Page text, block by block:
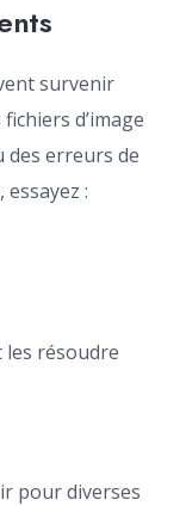
survenir
d’image
des erreurs de
:
résoudre
pour diverses